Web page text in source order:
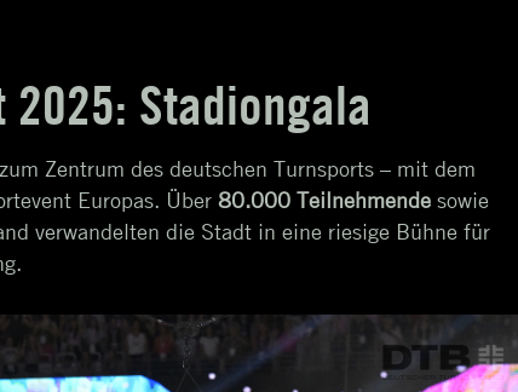
Stadiongala
Zentrum des deutschen Turnsports – mit dem
Europas. Über 80.000 Teilnehmende sowie
verwandelten die Stadt in eine riesige Bühne für